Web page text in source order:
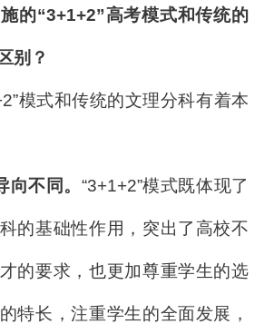
的“3+1+2”高考模式和传统的
别？
模式和传统的文理分科有着本
向不同。 “3+1+2”模式既体现了
的基础性作用，突出了高校不
的要求，也更加尊重学生的选
特长，注重学生的全面发展，